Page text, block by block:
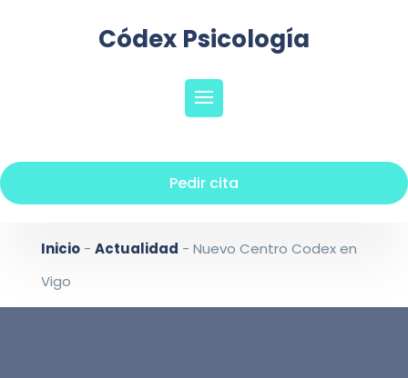
Códex Psicología
Pedir cita
Inicio- Actualidad - Nuevo Centro Codex en
Vigo